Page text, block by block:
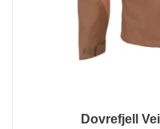
Dovrefjell